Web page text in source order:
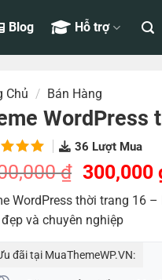
Blog Hỗ trợ
Chủ / Bán Hàng
WordPress
trên
đánh
36 Lượt Mua
₫ Giá
gốc
là:
300,000
WordPress thời trang 16
và chuyên nghiệp
đãi tại MuaThemeWP.VN: